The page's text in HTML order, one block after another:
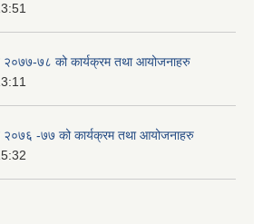
२०७७-७८ को कार्यक्रम तथा आयोजनाहरु
२०७६ -७७ को कार्यक्रम तथा आयोजनाहरु